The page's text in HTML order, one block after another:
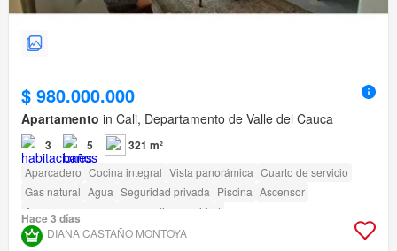
$ 980.000.000
Apartamento in Cali, Departamento de Valle del Cauca
3 5 321 m²
Aparcadero Cocina integral Vista panorámica Cuarto de servicio
Gas natural Agua Seguridad privada Piscina Ascensor
Acceso para personas con discapacidad
Hace 3 días
DIANA CASTAÑO MONTOYA